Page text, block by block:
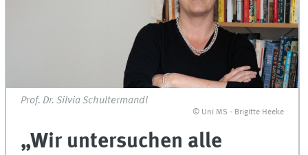
Prof. Dr. Silvia Schultermandl
© Uni MS - Brigitte Heeke
„Wir untersuchen alle